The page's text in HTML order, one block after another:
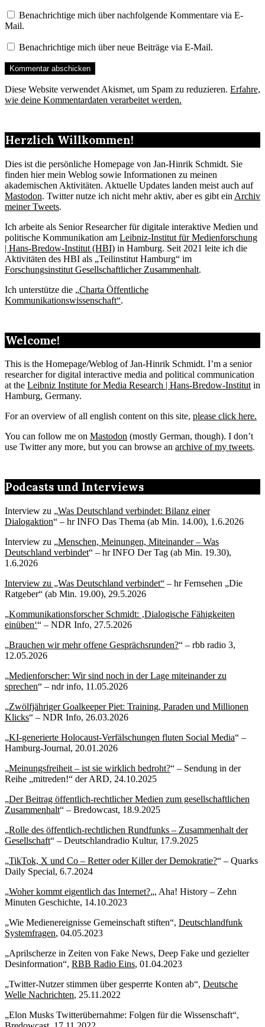
Benachrichtige mich über nachfolgende Kommentare via E-
Mail.
Benachrichtige mich über neue Beiträge via E-Mail.
Diese Website verwendet Akismet, um Spam zu reduzieren. Erfahre,
wie deine Kommentardaten verarbeitet werden.
Herzlich Willkommen!
Dies ist die persönliche Homepage von Jan-Hinrik Schmidt. Sie
finden hier mein Weblog sowie Informationen zu meinen
akademischen Aktivitäten. Aktuelle Updates landen meist auch auf
Mastodon. Twitter nutze ich nicht mehr aktiv, aber es gibt ein Archiv
meiner Tweets.
Ich arbeite als Senior Researcher für digitale interaktive Medien und
politische Kommunikation am Leibniz-Institut für Medienforschung
| Hans-Bredow-Institut (HBI) in Hamburg. Seit 2021 leite ich die
Aktivitäten des HBI als „Teilinstitut Hamburg“ im
Forschungsinstitut Gesellschaftlicher Zusammenhalt.
Ich unterstütze die „Charta Öffentliche
Kommunikationswissenschaft“.
Welcome!
This is the Homepage/Weblog of Jan-Hinrik Schmidt. I’m a senior
researcher for digital interactive media and political communication
at the Leibniz Institute for Media Research | Hans-Bredow-Institut in
Hamburg, Germany.
For an overview of all english content on this site, please click here.
You can follow me on Mastodon (mostly German, though). I don’t
use Twitter any more, but you can browse an archive of my tweets.
Podcasts und Interviews
Interview zu „Was Deutschland verbindet: Bilanz einer
Dialogaktion“ – hr INFO Das Thema (ab Min. 14.00), 1.6.2026
Interview zu „Menschen, Meinungen, Miteinander – Was
Deutschland verbindet“ – hr INFO Der Tag (ab Min. 19.30),
1.6.2026
Interview zu „Was Deutschland verbindet“ – hr Fernsehen „Die
Ratgeber“ (ab Min. 19.00), 29.5.2026
„Kommunikationsforscher Schmidt: ‚Dialogische Fähigkeiten
einüben‘“ – NDR Info, 27.5.2026
„Brauchen wir mehr offene Gesprächsrunden?“ – rbb radio 3,
12.05.2026
„Medienforscher: Wir sind noch in der Lage miteinander zu
sprechen“ – ndr info, 11.05.2026
„Zwölfjähriger Goalkeeper Piet: Training, Paraden und Millionen
Klicks“ – NDR Info, 26.03.2026
„KI-generierte Holocaust-Verfälschungen fluten Social Media“ –
Hamburg-Journal, 20.01.2026
„Meinungsfreiheit – ist sie wirklich bedroht?“ – Sendung in der
Reihe „mitreden!“ der ARD, 24.10.2025
„Der Beitrag öffentlich-rechtlicher Medien zum gesellschaftlichen
Zusammenhalt“ – Bredowcast, 18.9.2025
„Rolle des öffentlich-rechtlichen Rundfunks – Zusammenhalt der
Gesellschaft“ – Deutschlandradio Kultur, 17.9.2025
„TikTok, X und Co – Retter oder Killer der Demokratie?“ – Quarks
Daily Special, 6.7.2024
„Woher kommt eigentlich das Internet?„, Aha! History – Zehn
Minuten Geschichte, 14.10.2023
„Wie Medienereignisse Gemeinschaft stiften“, Deutschlandfunk
Systemfragen, 04.05.2023
„Aprilscherze in Zeiten von Fake News, Deep Fake und gezielter
Desinformation“, RBB Radio Eins, 01.04.2023
„Twitter-Nutzer stimmen über gesperrte Konten ab“, Deutsche
Welle Nachrichten, 25.11.2022
„Elon Musks Twitterübernahme: Folgen für die Wissenschaft“,